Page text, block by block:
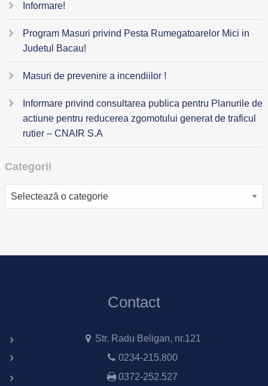
Informare!
Program Masuri privind Pesta Rumegatoarelor Mici in
Judetul Bacau!
Masuri de prevenire a incendiilor !
Informare privind consultarea publica pentru Planurile de
actiune pentru reducerea zgomotului generat de traficul
rutier – CNAIR S.A
Categorii
Categorii
Contact
Str. Radu Beligan, nr.121
0234-215.800
0372-252.527